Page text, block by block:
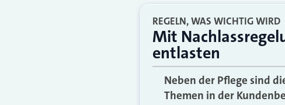
REGELN, WAS WICHTIG WIRD
Mit
entlasten
Neben der Pflege sind
Themen in der